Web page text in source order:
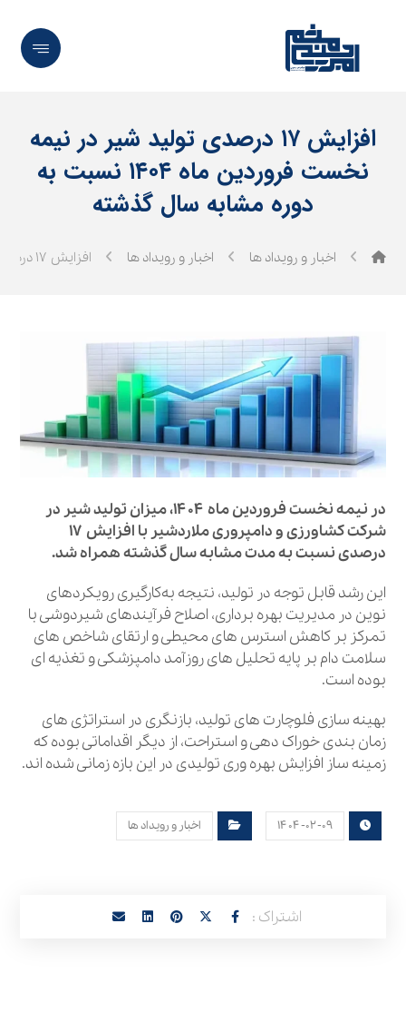
افزایش ۱۷ درصدی تولید شیر در نیمه
نخست فروردین‌ ماه ۱۴۰۴ نسبت به
دوره مشابه سال گذشته
اخبار و رویداد ها اخبار و رویداد ها افزایش ۱۷ درصدی تولید شیر در نیمه نخست فروردین‌ ماه ۱۴۰۴ نسبت به دوره مشابه سال گذشته
در نیمه نخست فروردین‌ ماه ۱۴۰۴، میزان تولید شیر در
شرکت کشاورزی و دامپروری ملاردشیر با افزایش ۱۷
درصدی نسبت به مدت مشابه سال گذشته همراه شد.
این رشد قابل توجه در تولید، نتیجه به‌کارگیری رویکردهای
نوین در مدیریت بهره‌ برداری، اصلاح فرآیندهای شیردوشی با
تمرکز بر کاهش استرس‌ های محیطی و ارتقای شاخص‌ های
سلامت دام بر پایه تحلیل‌ های روزآمد دامپزشکی و تغذیه‌ ای
بوده است.
بهینه‌ سازی فلوچارت‌ های تولید، بازنگری در استراتژی‌ های
زمان‌ بندی خوراک‌ دهی و استراحت، از دیگر اقداماتی بوده که
زمینه‌ ساز افزایش بهره‌ وری تولیدی در این بازه زمانی شده‌ اند.
۱۴۰۴-۰۲-۰۹ اخبار و رویداد ها